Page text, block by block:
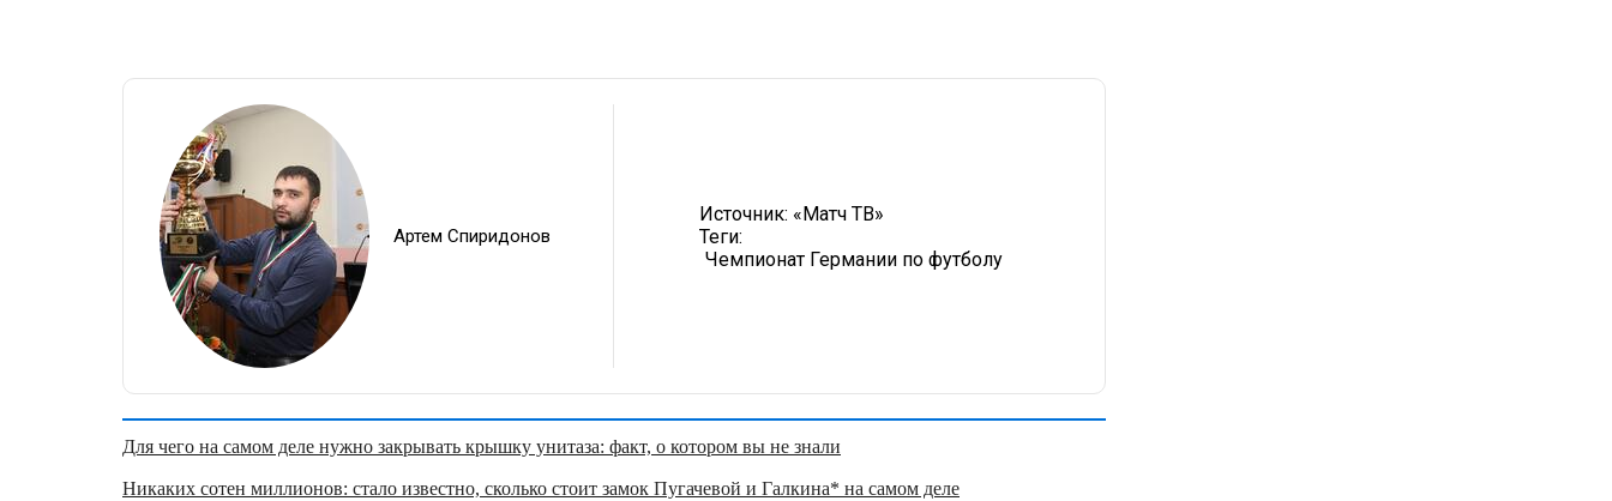
Артем Спиридонов
Источник: «Матч ТВ»
Теги:
Чемпионат Германии по футболу
Для чего на самом деле нужно закрывать крышку унитаза: факт, о котором вы не знали
Никаких сотен миллионов: стало известно, сколько стоит замок Пугачевой и Галкина* на самом деле